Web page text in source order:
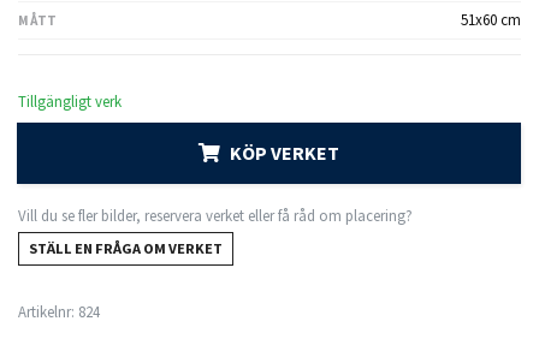
MÅTT 51x60 cm
Tillgängligt verk
KÖP VERKET
Vill du se fler bilder, reservera verket eller få råd om placering?
STÄLL EN FRÅGA OM VERKET
Artikelnr: 824